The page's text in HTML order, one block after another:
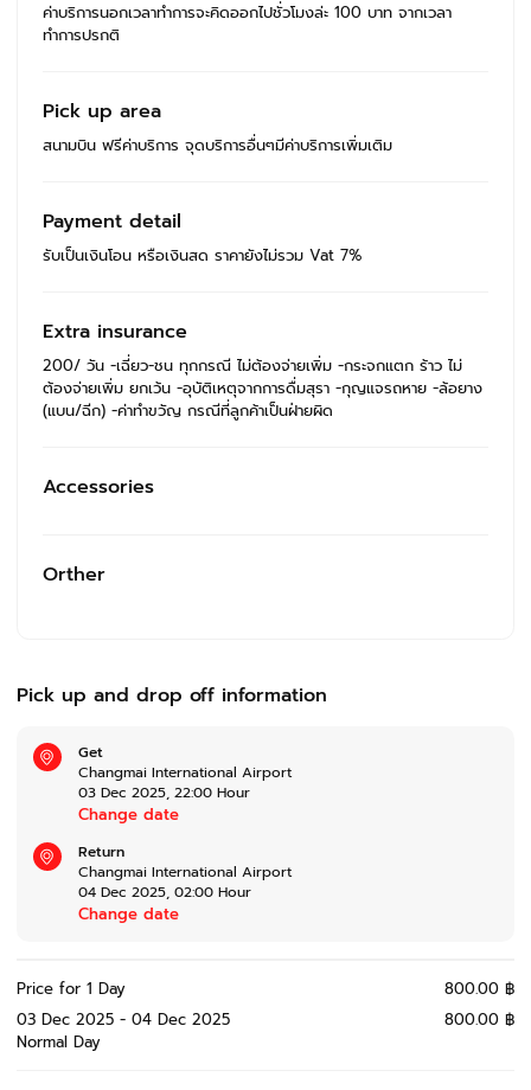
ค่าบริการนอกเวลาทำการจะคิดออกไปชั่วโมงล่ะ 100 บาท จากเวลา
ทำการปรกติ
Pick up area
สนามบิน ฟรีค่าบริการ จุดบริการอื่นๆมีค่าบริการเพิ่มเติม
Payment detail
รับเป็นเงินโอน หรือเงินสด ราคายังไม่รวม Vat 7%
Extra insurance
200/ วัน -เฉี่ยว-ชน ทุกกรณี ไม่ต้องจ่ายเพิ่ม -กระจกแตก ร้าว ไม่
ต้องจ่ายเพิ่ม ยกเว้น -อุบัติเหตุจากการดื่มสุรา -กุญแจรถหาย -ล้อยาง
(แบน/ฉีก) -ค่าทำขวัญ กรณีที่ลูกค้าเป็นฝ่ายผิด
Accessories
Orther
Pick up and drop off information
Get
Changmai International Airport
03 Dec 2025, 22:00 Hour
Change date
Return
Changmai International Airport
04 Dec 2025, 02:00 Hour
Change date
Price for 1 Day
800.00 ฿
03 Dec 2025 - 04 Dec 2025
800.00 ฿
Normal Day